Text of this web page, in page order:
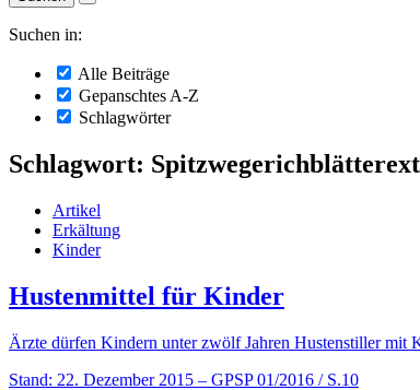
Suchen in:
Alle Beiträge
Gepanschtes A-Z
Schlagwörter
Schlagwort:
Artikel
Erkältung
Kinder
Hustenmittel für Kinder
Ärzte dürfen Kindern unter zwölf Jahren Hustenstiller mit
Stand: 22. Dezember 2015 – GPSP 01/2016 / S.10